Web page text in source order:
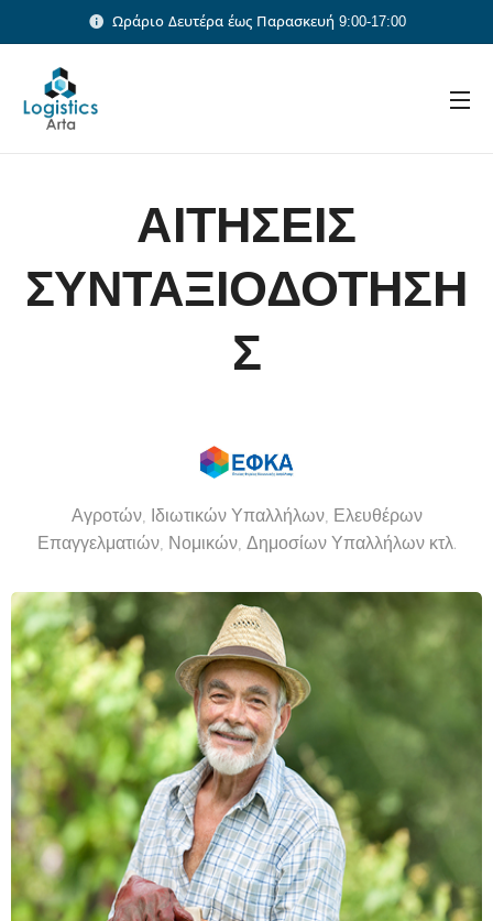
Ωράριο Δευτέρα έως Παρασκευή 9:00-17:00
ΑΙΤΗΣΕΙΣ
ΣΥΝΤΑΞΙΟΔΟΤΗΣΗ
Σ
Αγροτών, Ιδιωτικών Υπαλλήλων, Ελευθέρων
Επαγγελματιών, Νομικών, Δημοσίων Υπαλλήλων κτλ.